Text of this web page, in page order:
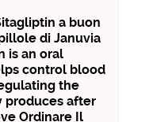
a buon
di Januvia
is an oral
control blood
the
produces after
Ordinare Il